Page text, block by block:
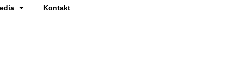
Kontakt